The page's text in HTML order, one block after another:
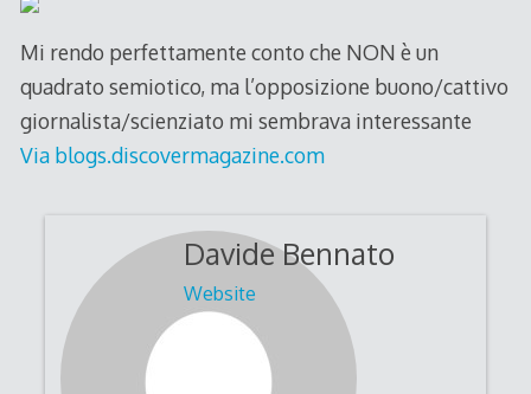
Mi rendo perfettamente conto che NON è un
quadrato semiotico, ma l’opposizione buono/cattivo
giornalista/scienziato mi sembrava interessante
Via blogs.discovermagazine.com
Davide Bennato
Website